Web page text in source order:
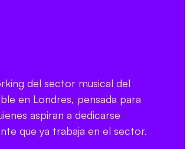
del sector musical del
en Londres, pensada para
aspiran a dedicarse
que ya trabaja en el sector.